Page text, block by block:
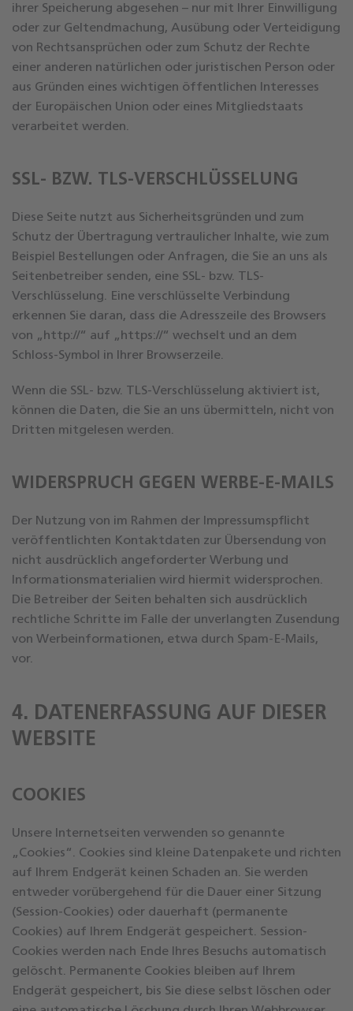
ihrer Speicherung abgesehen – nur mit Ihrer Einwilligung
oder zur Geltendmachung, Ausübung oder Verteidigung
von Rechtsansprüchen oder zum Schutz der Rechte
einer anderen natürlichen oder juristischen Person oder
aus Gründen eines wichtigen öffentlichen Interesses
der Europäischen Union oder eines Mitgliedstaats
verarbeitet werden.
SSL- BZW. TLS-VERSCHLÜSSELUNG
Diese Seite nutzt aus Sicherheitsgründen und zum
Schutz der Übertragung vertraulicher Inhalte, wie zum
Beispiel Bestellungen oder Anfragen, die Sie an uns als
Seitenbetreiber senden, eine SSL- bzw. TLS-
Verschlüsselung. Eine verschlüsselte Verbindung
erkennen Sie daran, dass die Adresszeile des Browsers
von „http://“ auf „https://“ wechselt und an dem
Schloss-Symbol in Ihrer Browserzeile.
Wenn die SSL- bzw. TLS-Verschlüsselung aktiviert ist,
können die Daten, die Sie an uns übermitteln, nicht von
Dritten mitgelesen werden.
WIDERSPRUCH GEGEN WERBE-E-MAILS
Der Nutzung von im Rahmen der Impressumspflicht
veröffentlichten Kontaktdaten zur Übersendung von
nicht ausdrücklich angeforderter Werbung und
Informationsmaterialien wird hiermit widersprochen.
Die Betreiber der Seiten behalten sich ausdrücklich
rechtliche Schritte im Falle der unverlangten Zusendung
von Werbeinformationen, etwa durch Spam-E-Mails,
vor.
4. DATENERFASSUNG AUF DIESER
WEBSITE
COOKIES
Unsere Internetseiten verwenden so genannte
„Cookies“. Cookies sind kleine Datenpakete und richten
auf Ihrem Endgerät keinen Schaden an. Sie werden
entweder vorübergehend für die Dauer einer Sitzung
(Session-Cookies) oder dauerhaft (permanente
Cookies) auf Ihrem Endgerät gespeichert. Session-
Cookies werden nach Ende Ihres Besuchs automatisch
gelöscht. Permanente Cookies bleiben auf Ihrem
Endgerät gespeichert, bis Sie diese selbst löschen oder